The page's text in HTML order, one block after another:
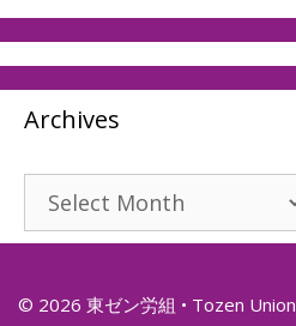
Archives
© 2026 東ゼン労組 • Tozen Union